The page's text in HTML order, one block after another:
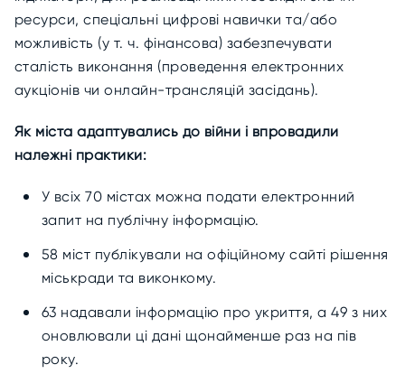
ресурси, спеціальні цифрові навички та/або
можливість (у т. ч. фінансова) забезпечувати
сталість виконання (проведення електронних
аукціонів чи онлайн-трансляцій засідань).
Як міста адаптувались до війни і впровадили
належні практики:
У всіх 70 містах можна подати електронний
запит на публічну інформацію.
58 міст публікували на офіційному сайті рішення
міськради та виконкому.
63 надавали інформацію про укриття, а 49 з них
оновлювали ці дані щонайменше раз на пів
року.